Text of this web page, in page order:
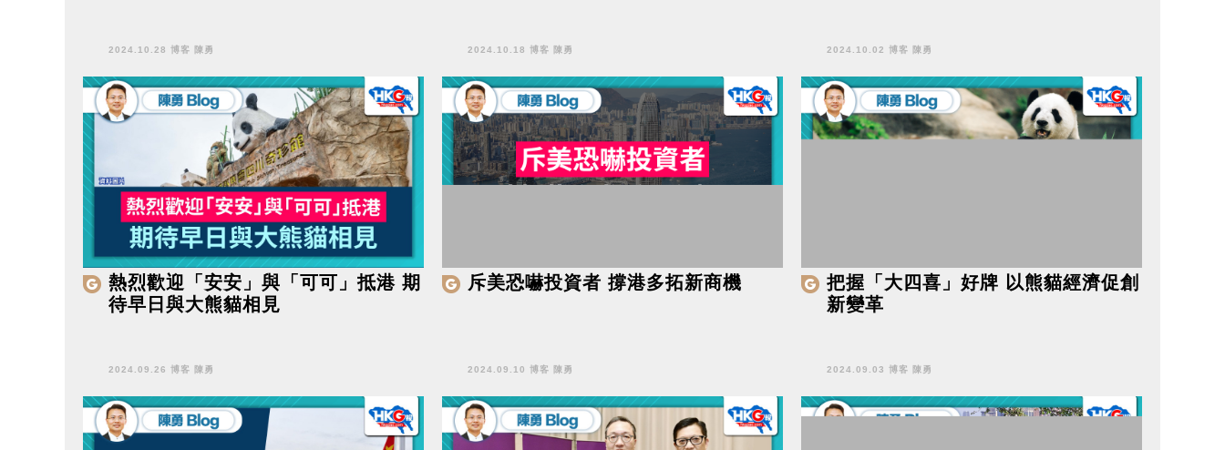
2024.10.28 博客 陳勇 2024.10.18 博客 陳勇 2024.10.02 博客 陳勇
熱烈歡迎「安安」與「可可」抵港 期
待早日與大熊貓相見
2024.09.26 博客 陳勇
斥美恐嚇投資者 撐港多拓新商機
2024.09.10 博客 陳勇
把握「大四喜」好牌 以熊貓經濟促創
新變革
2024.09.03 博客 陳勇